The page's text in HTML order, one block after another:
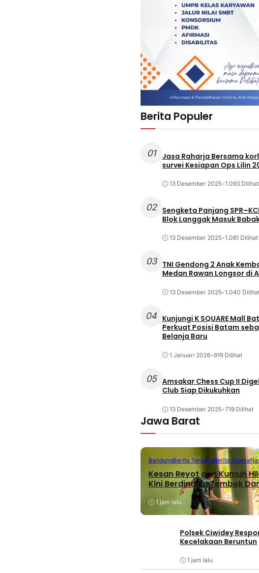
Berita Populer
01
Jasa Raharja Bersama
survei Kesiapan Ops Lilin
13 Desember 2025•1.093 Dilihat
02
Sengketa Panjang
Blok Langgak Masuk
13 Desember 2025•1.081 Dilihat
03
TNI Gendong 2 Anak
Medan Rawan Longsor di
13 Desember 2025•1.040
04 Kunjungi K SQUARE Mall
Perkuat Posisi Batam
Belanja Baru
1 Januari 2026•919 Dilihat
05 Amsakar Chess Cup II
Club Siap Dikukuhkan
13 Desember 2025•719 Dilihat
Jawa Barat
BandungBerita TerbaruBerita Utama
Kesan Reyot dan Kumuh
Kini Berdinding Tembok
1 jam lalu
Polsek Ciwidey
Kecelakaan Beruntun
1 jam lalu